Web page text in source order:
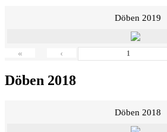
Döben 2019
« ‹
Döben 2018
Döben 2018